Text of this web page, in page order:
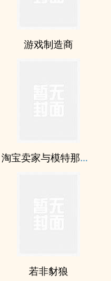
游戏制造商
淘宝卖家与模特那些事儿(双xing)(H)
若非豺狼